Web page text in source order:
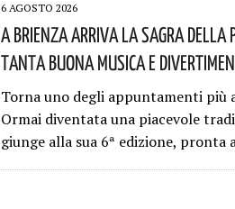
6 AGOSTO 2026
A Brienza Arriva La Sagra
Tanta Buona Musica E
Torna uno degli appuntamenti più
Ormai diventata una piacevole
giunge alla sua 6ª edizione, pronta